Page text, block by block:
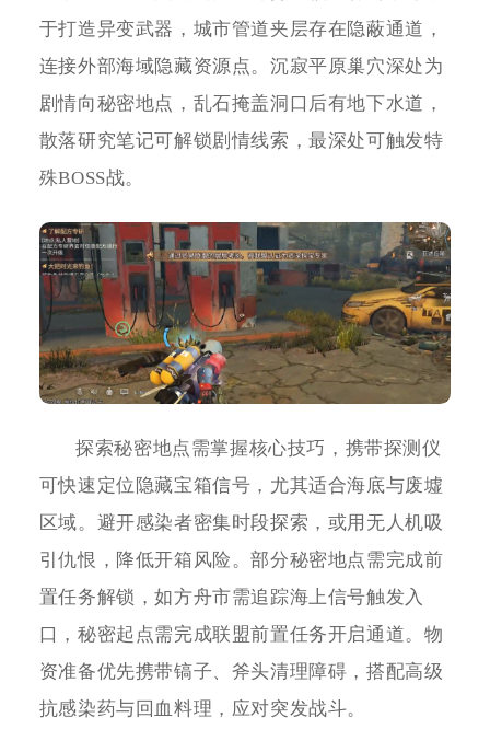
于打造异变武器，城市管道夹层存在隐蔽通道，
连接外部海域隐藏资源点。沉寂平原巢穴深处为
剧情向秘密地点，乱石掩盖洞口后有地下水道，
散落研究笔记可解锁剧情线索，最深处可触发特
殊BOSS战。
探索秘密地点需掌握核心技巧，携带探测仪
可快速定位隐藏宝箱信号，尤其适合海底与废墟
区域。避开感染者密集时段探索，或用无人机吸
引仇恨，降低开箱风险。部分秘密地点需完成前
置任务解锁，如方舟市需追踪海上信号触发入
口，秘密起点需完成联盟前置任务开启通道。物
资准备优先携带镐子、斧头清理障碍，搭配高级
抗感染药与回血料理，应对突发战斗。